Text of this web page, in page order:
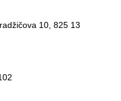
10, 825 13